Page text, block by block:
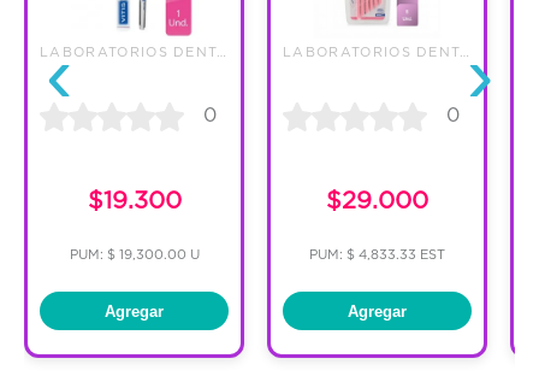
‹ 0
$19.300
PUM: $ 19,300.00 U
Agregar
0
$29.000
PUM: $ 4,833.33 EST
Agregar
›